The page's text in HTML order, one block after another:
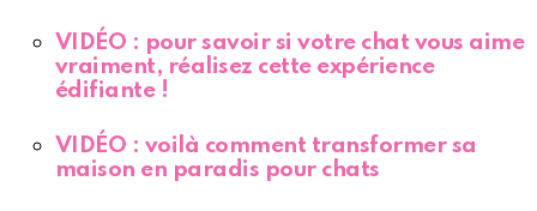
VIDÉO : pour savoir si votre chat vous aime
vraiment, réalisez cette expérience
édifiante !
VIDÉO : voilà comment transformer sa
maison en paradis pour chats